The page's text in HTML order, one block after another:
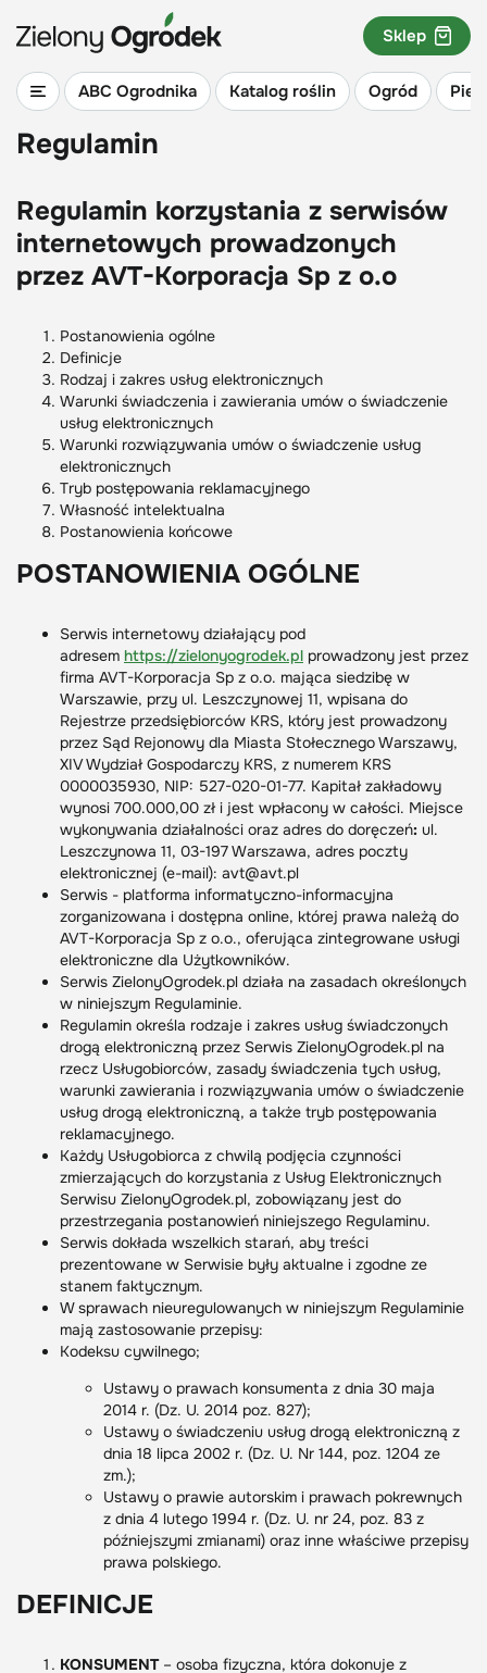
ABC Ogrodnika Katalog roślin Ogród
Sklep
Regulamin
Regulamin korzystania z serwisów
internetowych prowadzonych
przez AVT-Korporacja Sp z o.o
Postanowienia ogólne
Definicje
Rodzaj i zakres usług elektronicznych
Warunki świadczenia i zawierania umów o świadczenie
usług elektronicznych
Warunki rozwiązywania umów o świadczenie usług
elektronicznych
Tryb postępowania reklamacyjnego
Własność intelektualna
Postanowienia końcowe
POSTANOWIENIA OGÓLNE
Serwis internetowy działający pod
adresem https://zielonyogrodek.pl prowadzony jest przez
firma AVT-Korporacja Sp z o.o. mająca siedzibę w
Warszawie, przy ul. Leszczynowej 11, wpisana do
Rejestrze przedsiębiorców KRS, który jest prowadzony
przez Sąd Rejonowy dla Miasta Stołecznego Warszawy,
XIV Wydział Gospodarczy KRS, z numerem KRS
0000035930, NIP: 527-020-01-77. Kapitał zakładowy
wynosi 700.000,00 zł i jest wpłacony w całości. Miejsce
wykonywania działalności oraz adres do doręczeń: ul.
Leszczynowa 11, 03-197 Warszawa, adres poczty
elektronicznej (e-mail): avt@avt.pl
Serwis - platforma informatyczno-informacyjna
zorganizowana i dostępna online, której prawa należą do
AVT-Korporacja Sp z o.o., oferująca zintegrowane usługi
elektroniczne dla Użytkowników.
Serwis ZielonyOgrodek.pl działa na zasadach określonych
w niniejszym Regulaminie.
Regulamin określa rodzaje i zakres usług świadczonych
drogą elektroniczną przez Serwis ZielonyOgrodek.pl na
rzecz Usługobiorców, zasady świadczenia tych usług,
warunki zawierania i rozwiązywania umów o świadczenie
usług drogą elektroniczną, a także tryb postępowania
reklamacyjnego.
Każdy Usługobiorca z chwilą podjęcia czynności
zmierzających do korzystania z Usług Elektronicznych
Serwisu ZielonyOgrodek.pl, zobowiązany jest do
przestrzegania postanowień niniejszego Regulaminu.
Serwis dokłada wszelkich starań, aby treści
prezentowane w Serwisie były aktualne i zgodne ze
stanem faktycznym.
W sprawach nieuregulowanych w niniejszym Regulaminie
mają zastosowanie przepisy:
Kodeksu cywilnego;
Ustawy o prawach konsumenta z dnia 30 maja
2014 r. (Dz. U. 2014 poz. 827);
Ustawy o świadczeniu usług drogą elektroniczną z
dnia 18 lipca 2002 r. (Dz. U. Nr 144, poz. 1204 ze
zm.);
Ustawy o prawie autorskim i prawach pokrewnych
z dnia 4 lutego 1994 r. (Dz. U. nr 24, poz. 83 z
późniejszymi zmianami) oraz inne właściwe przepisy
prawa polskiego.
DEFINICJE
KONSUMENT – osoba fizyczna, która dokonuje z